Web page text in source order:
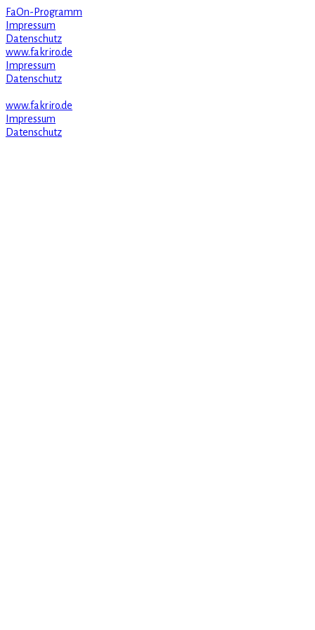
FaOn-Programm
Impressum
Datenschutz
www.fakriro.de
Impressum
Datenschutz
www.fakriro.de
Impressum
Datenschutz